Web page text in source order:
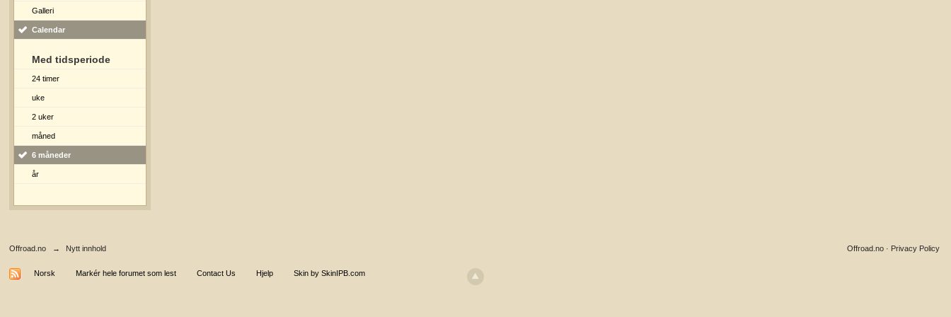
Galleri
Calendar
Med tidsperiode
24 timer
uke
2 uker
måned
6 måneder
år
Offroad.no → Nytt innhold Privacy Policy
Offroad.no ·
Norsk Markér hele forumet som lest Contact Us Hjelp Skin by SkinIPB.com